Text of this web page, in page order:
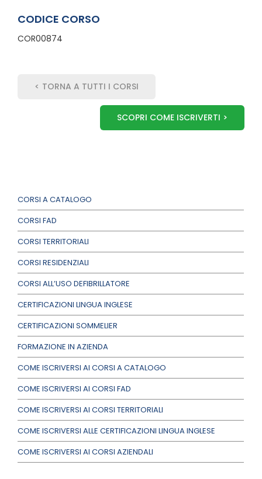
CORSI A CATALOGO
CORSI FAD
CORSI TERRITORIALI
CORSI RESIDENZIALI
CORSI ALL’USO DEFIBRILLATORE
CERTIFICAZIONI LINGUA INGLESE
CERTIFICAZIONI SOMMELIER
FORMAZIONE IN AZIENDA
COME ISCRIVERSI AI CORSI A CATALOGO
COME ISCRIVERSI AI CORSI FAD
COME ISCRIVERSI AI CORSI TERRITORIALI
COME ISCRIVERSI ALLE CERTIFICAZIONI LINGUA INGLESE
COME ISCRIVERSI AI CORSI AZIENDALI
CODICE CORSO
COR00874
< TORNA A TUTTI I CORSI
SCOPRI COME ISCRIVERTI >